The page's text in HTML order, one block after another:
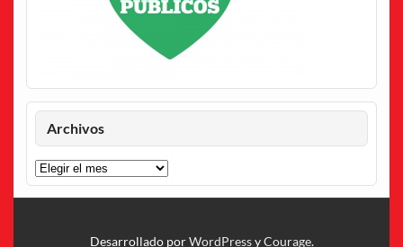
Archivos
Archivos
Desarrollado porWordPressyCourage.